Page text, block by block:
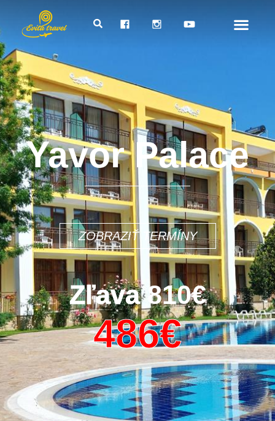
Yavor Palace
ZOBRAZIŤ TERMÍNY
Zľava810€
486€